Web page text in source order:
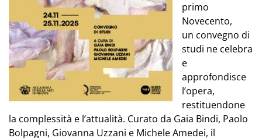
primo
Novecento,
un convegno di
studi ne celebra
e
approfondisce
l’opera,
restituendone
la complessità e l’attualità. Curato da Gaia Bindi, Paolo
Bolpagni, Giovanna Uzzani e Michele Amedei, il